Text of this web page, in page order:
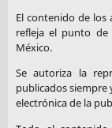
El contenido de los
refleja el punto de
México.
Se autoriza la
publicados siempre
electrónica de la